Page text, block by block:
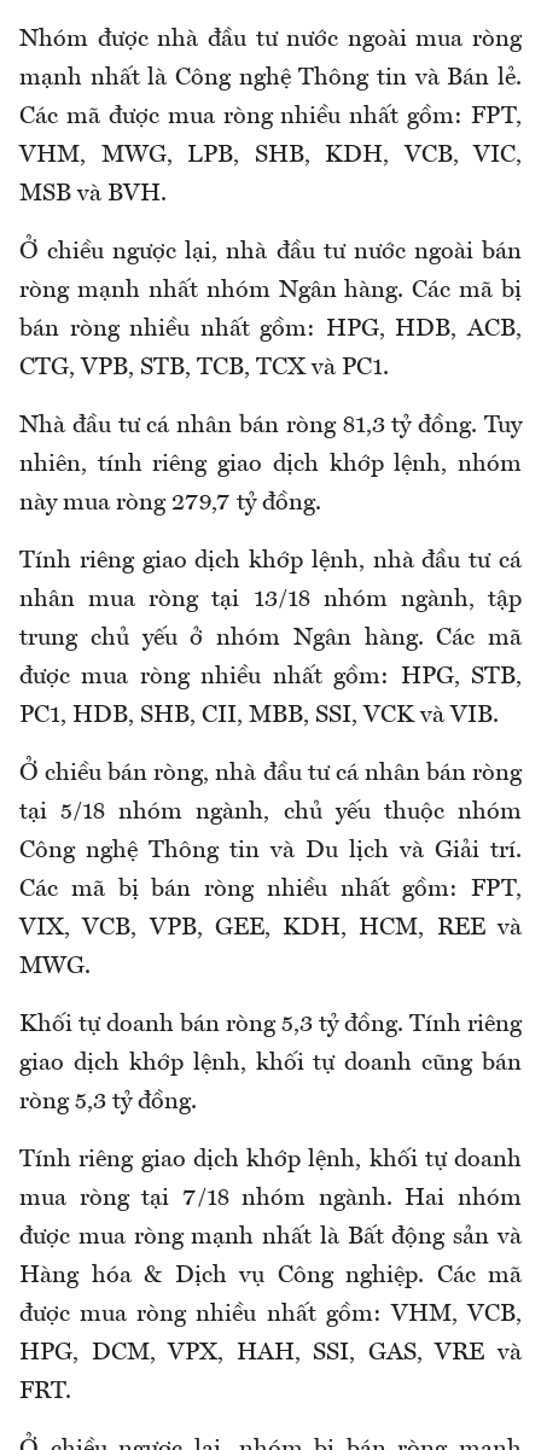
Nhóm được nhà đầu tư nước ngoài mua ròng
mạnh nhất là Công nghệ Thông tin và Bán lẻ.
Các mã được mua ròng nhiều nhất gồm: FPT,
VHM, MWG, LPB, SHB, KDH, VCB, VIC,
MSB và BVH.
Ở chiều ngược lại, nhà đầu tư nước ngoài bán
ròng mạnh nhất nhóm Ngân hàng. Các mã bị
bán ròng nhiều nhất gồm: HPG, HDB, ACB,
CTG, VPB, STB, TCB, TCX và PC1.
Nhà đầu tư cá nhân bán ròng 81,3 tỷ đồng. Tuy
nhiên, tính riêng giao dịch khớp lệnh, nhóm
này mua ròng 279,7 tỷ đồng.
Tính riêng giao dịch khớp lệnh, nhà đầu tư cá
nhân mua ròng tại 13/18 nhóm ngành, tập
trung chủ yếu ở nhóm Ngân hàng. Các mã
được mua ròng nhiều nhất gồm: HPG, STB,
PC1, HDB, SHB, CII, MBB, SSI, VCK và VIB.
Ở chiều bán ròng, nhà đầu tư cá nhân bán ròng
tại 5/18 nhóm ngành, chủ yếu thuộc nhóm
Công nghệ Thông tin và Du lịch và Giải trí.
Các mã bị bán ròng nhiều nhất gồm: FPT,
VIX, VCB, VPB, GEE, KDH, HCM, REE và
MWG.
Khối tự doanh bán ròng 5,3 tỷ đồng. Tính riêng
giao dịch khớp lệnh, khối tự doanh cũng bán
ròng 5,3 tỷ đồng.
Tính riêng giao dịch khớp lệnh, khối tự doanh
mua ròng tại 7/18 nhóm ngành. Hai nhóm
được mua ròng mạnh nhất là Bất động sản và
Hàng hóa & Dịch vụ Công nghiệp. Các mã
được mua ròng nhiều nhất gồm: VHM, VCB,
HPG, DCM, VPX, HAH, SSI, GAS, VRE và
FRT.